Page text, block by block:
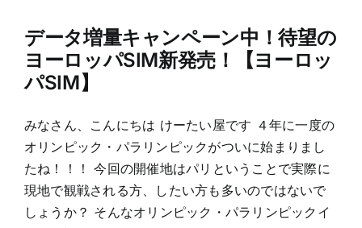
データ増量キャンペーン中！待望の
ヨーロッパSIM新発売！【ヨーロッ
パSIM】
みなさん、こんにちは けーたい屋です ４年に一度の
オリンピック・パラリンピックがついに始まりまし
たね！！！ 今回の開催地はパリということで実際に
現地で観戦される方、したい方も多いのではないで
しょうか？ そんなオリンピック・パラリンピックイ